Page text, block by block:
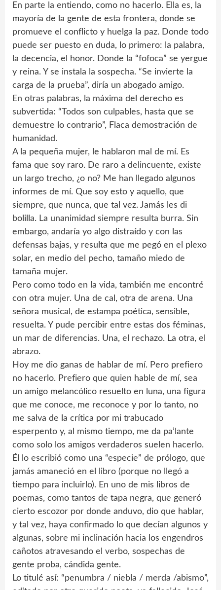
En parte la entiendo, como no hacerlo. Ella es, la
mayoría de la gente de esta frontera, donde se
promueve el conflicto y huelga la paz. Donde todo
puede ser puesto en duda, lo primero: la palabra,
la decencia, el honor. Donde la “fofoca” se yergue
y reina. Y se instala la sospecha. “Se invierte la
carga de la prueba”, diría un abogado amigo.
En otras palabras, la máxima del derecho es
subvertida: “Todos son culpables, hasta que se
demuestre lo contrario”, Flaca demostración de
humanidad.
A la pequeña mujer, le hablaron mal de mí. Es
fama que soy raro. De raro a delincuente, existe
un largo trecho, ¿o no? Me han llegado algunos
informes de mí. Que soy esto y aquello, que
siempre, que nunca, que tal vez. Jamás les di
bolilla. La unanimidad siempre resulta burra. Sin
embargo, andaría yo algo distraído y con las
defensas bajas, y resulta que me pegó en el plexo
solar, en medio del pecho, tamaño miedo de
tamaña mujer.
Pero como todo en la vida, también me encontré
con otra mujer. Una de cal, otra de arena. Una
señora musical, de estampa poética, sensible,
resuelta. Y pude percibir entre estas dos féminas,
un mar de diferencias. Una, el rechazo. La otra, el
abrazo.
Hoy me dio ganas de hablar de mí. Pero prefiero
no hacerlo. Prefiero que quien hable de mí, sea
un amigo melancólico resuelto en luna, una figura
que me conoce, me reconoce y por lo tanto, no
me salva de la crítica por mi trabucado
esperpento y, al mismo tiempo, me da pa’lante
como solo los amigos verdaderos suelen hacerlo.
Él lo escribió como una “especie” de prólogo, que
jamás amaneció en el libro (porque no llegó a
tiempo para incluirlo). En uno de mis libros de
poemas, como tantos de tapa negra, que generó
cierto escozor por donde anduvo, dio que hablar,
y tal vez, haya confirmado lo que decían algunos y
algunas, sobre mi inclinación hacia los engendros
cañotos atravesando el verbo, sospechas de
gente proba, cándida gente.
Lo titulé así: “penumbra / niebla / merda /abismo”,